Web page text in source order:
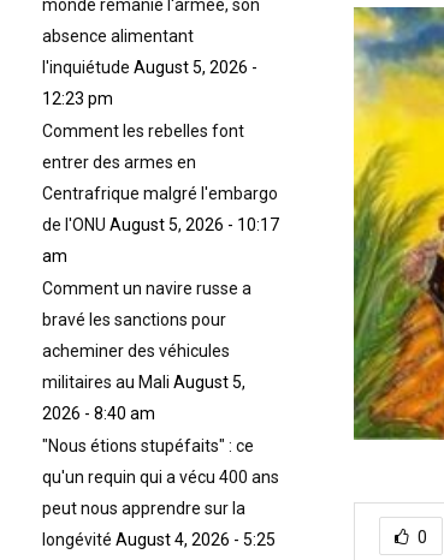
0
monde remanie l'armée, son
absence alimentant
l'inquiétude August 5, 2026 -
12:23 pm
Comment les rebelles font
entrer des armes en
Centrafrique malgré l'embargo
de l'ONU August 5, 2026 - 10:17
am
Comment un navire russe a
bravé les sanctions pour
acheminer des véhicules
militaires au Mali August 5,
2026 - 8:40 am
"Nous étions stupéfaits" : ce
qu'un requin qui a vécu 400 ans
peut nous apprendre sur la
longévité August 4, 2026 - 5:25